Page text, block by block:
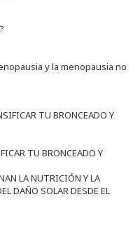
y la menopausia no
TU BRONCEADO Y
LA NUTRICIÓN Y LA
DAÑO SOLAR DESDE EL